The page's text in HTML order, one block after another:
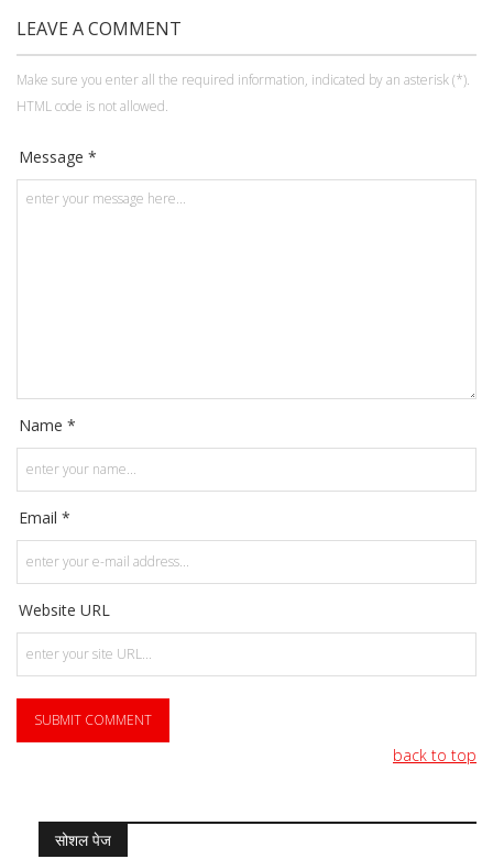
LEAVE A COMMENT
Make sure you enter all the required information, indicated by an asterisk (*).
HTML code is not allowed.
Message *
Name *
Email *
Website URL
back to top
सोशल पेज